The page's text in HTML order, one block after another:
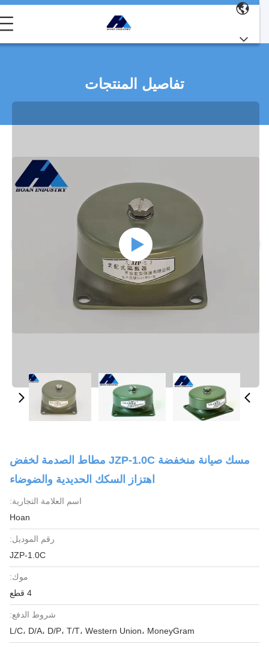
تفاصيل المنتجات
مسك صيانة منخفضة JZP-1.0C مطاط الصدمة لخفض
اهتزاز السكك الحديدية والضوضاء
اسم العلامة التجارية:
Hoan
رقم الموديل:
JZP-1.0C
موك:
4 قطع
شروط الدفع:
L/C، D/A، D/P، T/T، Western Union، MoneyGram